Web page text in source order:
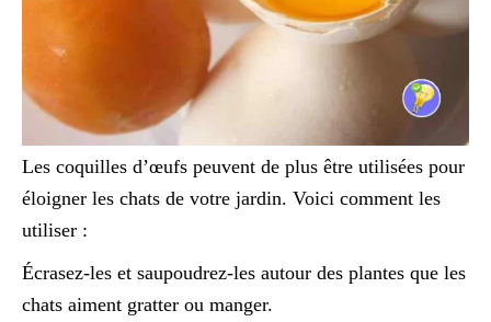
Les coquilles d’œufs peuvent de plus être utilisées pour
éloigner les chats de votre jardin. Voici comment les
utiliser :
Écrasez-les et saupoudrez-les autour des plantes que les
chats aiment gratter ou manger.